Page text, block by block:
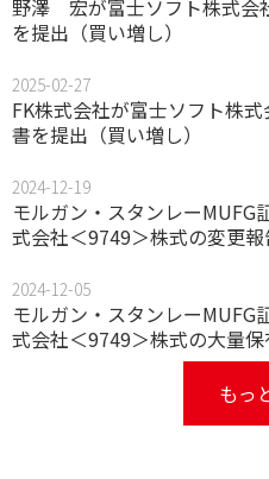
野澤 宏が富士ソフト株式会
を提出（買い増し）
2025-02-27
FK株式会社が富士ソフト株
書を提出（買い増し）
2024-12-19
モルガン・スタンレーMUFG
式会社＜9749＞株式の変更報
2024-12-05
モルガン・スタンレーMUFG
式会社＜9749＞株式の大量
もっ